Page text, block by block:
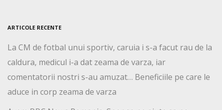
ARTICOLE RECENTE
La CM de fotbal unui sportiv, caruia i s-a facut rau de la
caldura, medicul i-a dat zeama de varza, iar
comentatorii nostri s-au amuzat… Beneficiile pe care le
aduce in corp zeama de varza